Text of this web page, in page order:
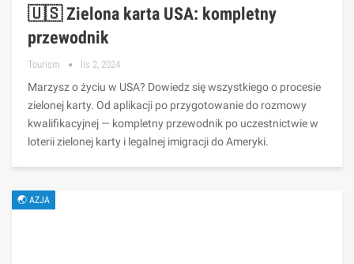
🇺🇸 Zielona karta USA: kompletny
przewodnik
Tourism lis 2, 2024
Marzysz o życiu w USA? Dowiedz się wszystkiego o procesie
zielonej karty. Od aplikacji po przygotowanie do rozmowy
kwalifikacyjnej — kompletny przewodnik po uczestnictwie w
loterii zielonej karty i legalnej imigracji do Ameryki.
🌏 AZJA